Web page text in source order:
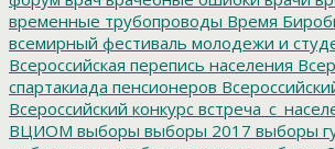
временные трубопроводы Время
всемирный фестиваль молодежи и
Всероссийская перепись населения
спартакиада пенсионеров
Всероссийский конкурс
ВЦИОМ выборы выборы 2017 выборы